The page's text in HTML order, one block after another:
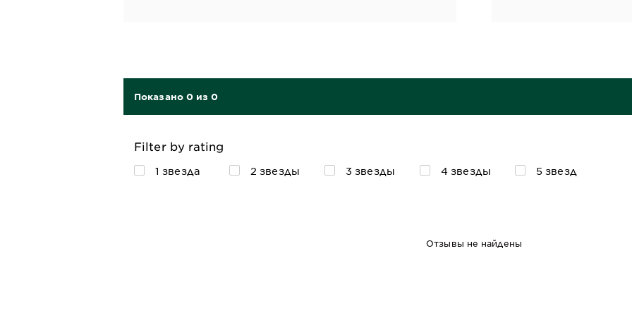
Показано 0 из 0
Filter by rating
1 звезда 2 звезды 3 звезды 4 звезды 5 звезд
Отзывы не найдены